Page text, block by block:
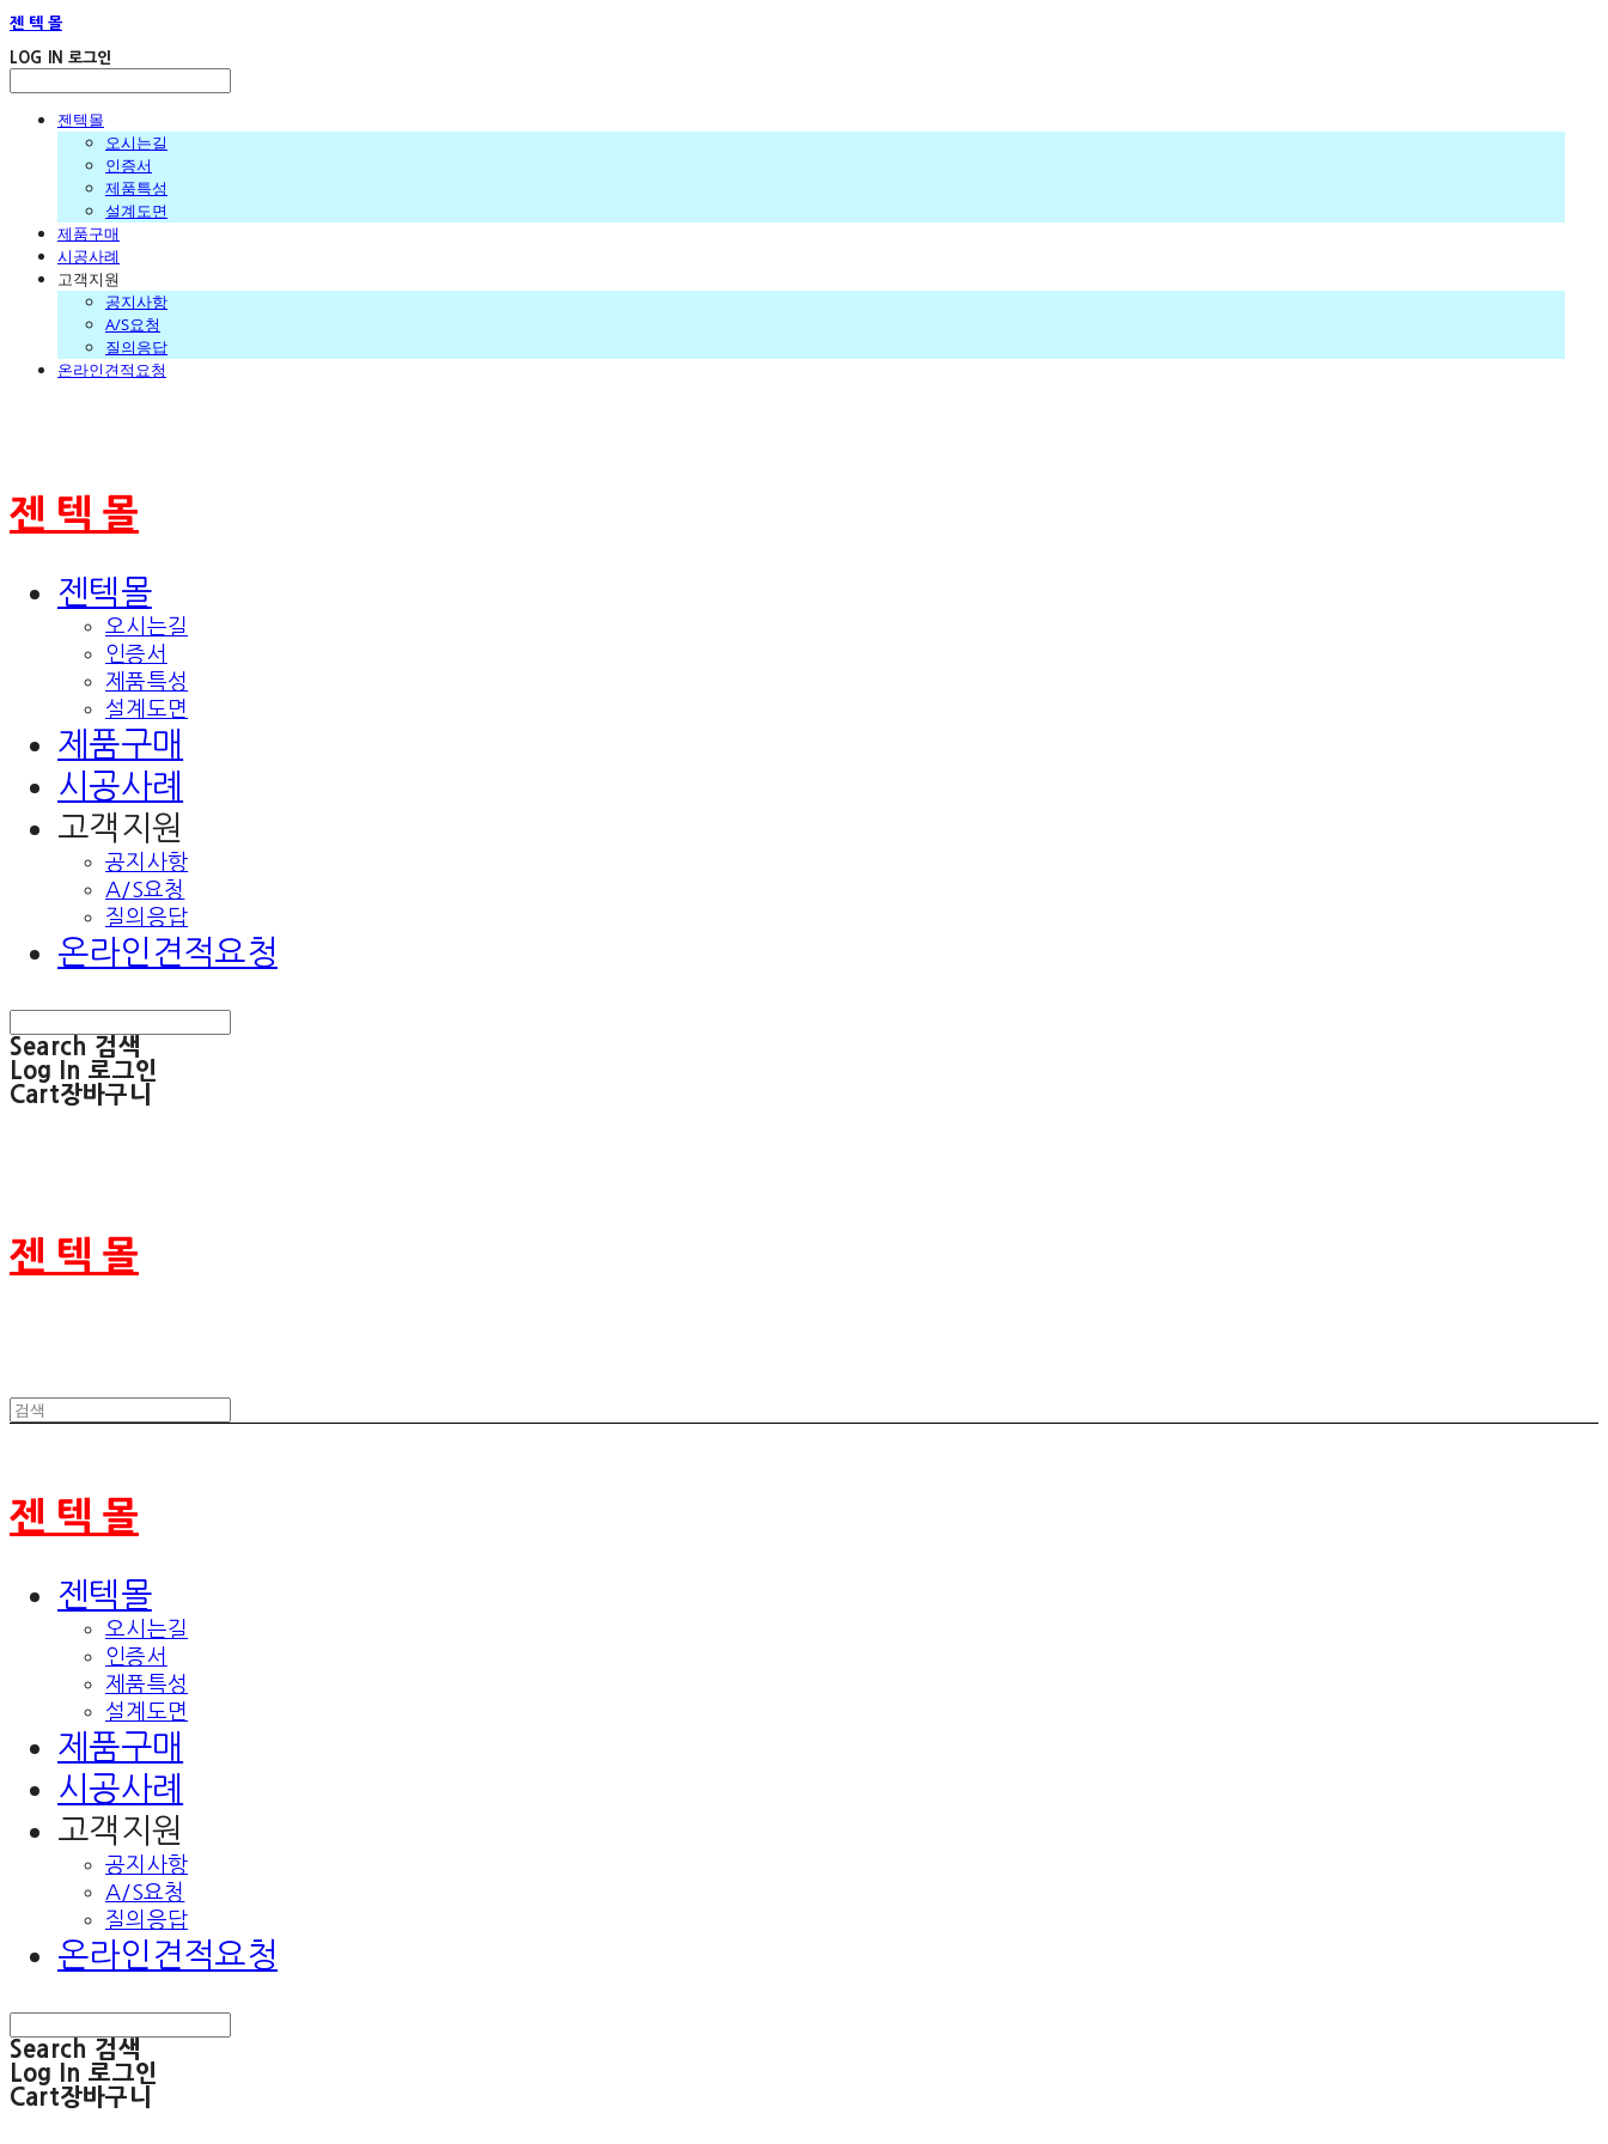
젠 텍 몰
LOG IN 로그인
젠텍몰
오시는길
인증서
제품특성
설계도면
제품구매
시공사례
고객지원
공지사항
A/S요청
질의응답
온라인견적요청
젠 텍 몰
젠텍몰
오시는길
인증서
제품특성
설계도면
제품구매
시공사례
고객지원
공지사항
A/S요청
질의응답
온라인견적요청
Search 검색
Log In 로그인
Cart장바구니
젠 텍 몰
젠 텍 몰
젠텍몰
오시는길
인증서
제품특성
설계도면
제품구매
시공사례
고객지원
공지사항
A/S요청
질의응답
온라인견적요청
Search 검색
Log In 로그인
Cart장바구니